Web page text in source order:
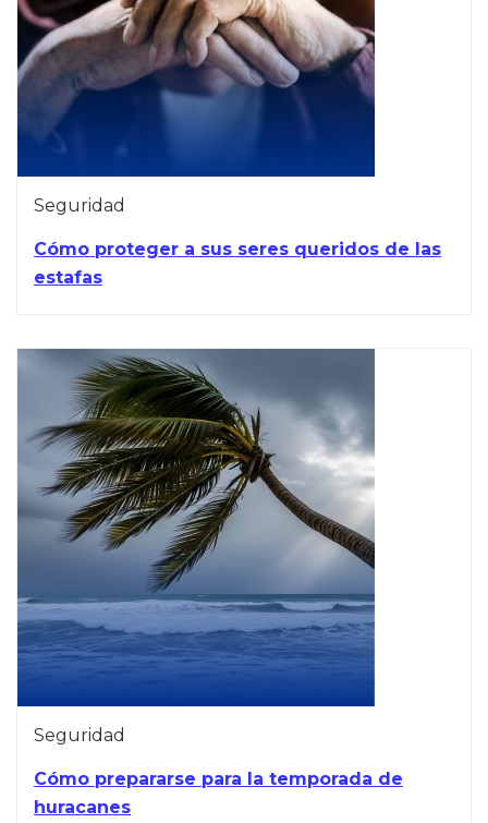
Seguridad
Cómo proteger a sus seres queridos de las
estafas
Seguridad
Cómo prepararse para la temporada de
huracanes